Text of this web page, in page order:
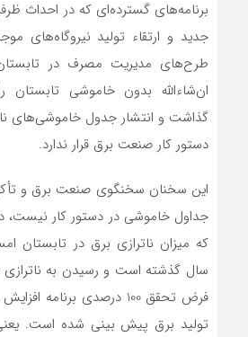
برنامه‌های گسترده‌ای که در احداث
جدید و ارتقاء تولید نیروگاه‌های
طرح‌های مدیریت مصرف در
ان‌شاءالله بدون خاموشی
گذاشت و انتشار جدول خاموشی‌های
دستور کار صنعت برق قرار ندارد.
این سخنان سخنگوی صنعت برق و
جداول خاموشی در دستور کار نیست،
که میزان ناترازی برق در تابستان
تولید برق پیش بینی شده است. یعنی